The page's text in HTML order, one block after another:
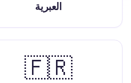
العبرية
🇫🇷